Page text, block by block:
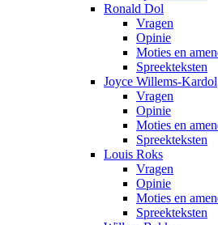
Ronald Dol
Vragen
Opinie
Moties en
Spreekteksten
Joyce Willems-Kardol
Vragen
Opinie
Moties en
Spreekteksten
Louis Roks
Vragen
Opinie
Moties en
Spreekteksten